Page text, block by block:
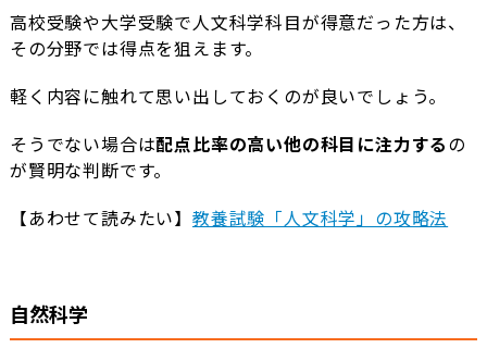
高校受験や大学受験で人文科学科目が得意だった方は、
その分野では得点を狙えます。
軽く内容に触れて思い出しておくのが良いでしょう。
そうでない場合は配点比率の高い他の科目に注力するの
が賢明な判断です。
【あわせて読みたい】 教養試験「人文科学」の攻略法
自然科学